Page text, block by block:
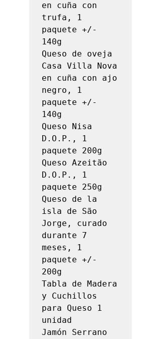
en cuña con
trufa, 1
paquete +/-
140g
Queso de oveja
Casa Villa Nova
en cuña con ajo
negro, 1
paquete +/-
140g
Queso Nisa
D.O.P., 1
paquete 200g
Queso Azeitão
D.O.P., 1
paquete 250g
Queso de la
isla de São
Jorge, curado
durante 7
meses, 1
paquete +/-
200g
Tabla de Madera
y Cuchillos
para Queso 1
unidad
Jamón Serrano